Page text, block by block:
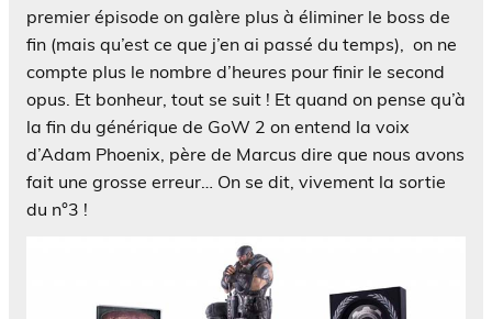
premier épisode on galère plus à éliminer le boss de
fin (mais qu’est ce que j’en ai passé du temps), on ne
compte plus le nombre d’heures pour finir le second
opus. Et bonheur, tout se suit ! Et quand on pense qu’à
la fin du générique de GoW 2 on entend la voix
d’Adam Phoenix, père de Marcus dire que nous avons
fait une grosse erreur… On se dit, vivement la sortie
du n°3 !